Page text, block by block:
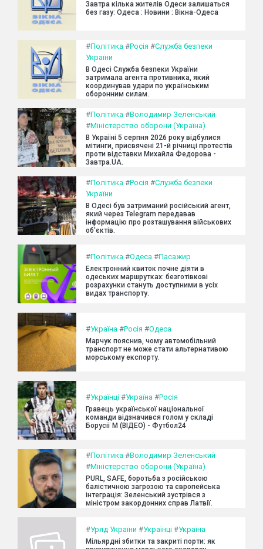
Завтра кілька жителів Одеси залишаться
без газу: Одеса : Новини : Вікна-Одеса
#Політика #Росія #Служба безпеки
України
В Одесі Служба безпеки України
затримала агента противника, який
координував удари по українським
оборонним силам.
#Політика #Володимир Зеленський
#Міністерство оборони (Україна)
В Україні 5 серпня 2026 року відбулися
мітинги, присвячені 21-й річниці протестів
проти відставки Михайла Федорова -
Завтра.UA.
#Політика #Росія #Служба безпеки
України
В Одесі був затриманий російський агент,
який через Telegram передавав
інформацію про розташування військових
об'єктів.
#Політика #Одеса #Пасажир
Електронний квиток почне діяти в
одеських маршрутках: безготівкові
розрахунки стануть доступними в усіх
видах транспорту.
#Україна #Росія #Одеса
Марчук пояснив, чому автомобільний
транспорт не може стати альтернативою
морському експорту.
#Українці #Україна #Росія
Гравець української національної
команди відзначився голом у складі
Борусії М (ВІДЕО) - Футбол24
#Політика #Володимир Зеленський
#Міністерство оборони (Україна)
PURL, SAFE, боротьба з російською
балістичною загрозою та європейська
інтеграція: Зеленський зустрівся з
міністром закордонних справ Латвії.
#Уряд України #Українці #Україна
Мільярдні збитки та закриті порти: як